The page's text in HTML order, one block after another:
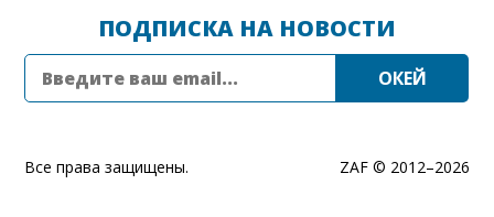
ПОДПИСКА НА НОВОСТИ
ZAF © 2012–2026
Все права защищены.